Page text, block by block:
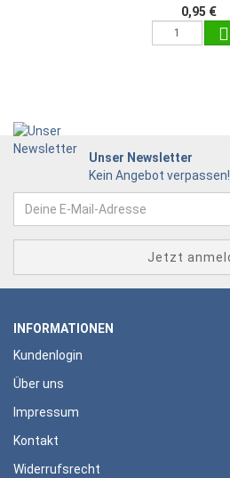
0,95 €
Unser Newsletter
Kein Angebot verpassen!
INFORMATIONEN
Kundenlogin
Über uns
Impressum
Kontakt
Widerrufsrecht